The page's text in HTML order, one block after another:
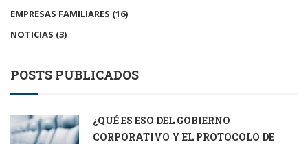
EMPRESAS FAMILIARES (16)
NOTICIAS (3)
POSTS PUBLICADOS
¿QUÉ ES ESO DEL GOBIERNO
CORPORATIVO Y EL PROTOCOLO DE